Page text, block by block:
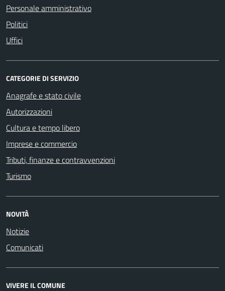
Personale amministrativo
Politici
Uffici
CATEGORIE DI SERVIZIO
Anagrafe e stato civile
Autorizzazioni
Cultura e tempo libero
Imprese e commercio
Tributi, finanze e contravvenzioni
Turismo
NOVITÀ
Notizie
Comunicati
VIVERE IL COMUNE